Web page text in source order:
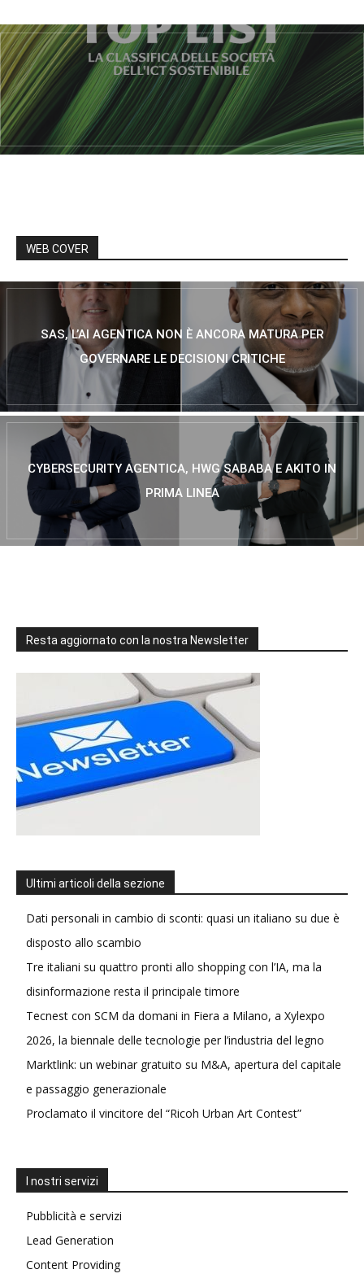
WEB COVER
SAS, L’AI AGENTICA NON È ANCORA MATURA PER
GOVERNARE LE DECISIONI CRITICHE
CYBERSECURITY AGENTICA, HWG SABABA E AKITO IN
PRIMA LINEA
Resta aggiornato con la nostra Newsletter
Ultimi articoli della sezione
Dati personali in cambio di sconti: quasi un italiano su due è
disposto allo scambio
Tre italiani su quattro pronti allo shopping con l’IA, ma la
disinformazione resta il principale timore
Tecnest con SCM da domani in Fiera a Milano, a Xylexpo
2026, la biennale delle tecnologie per l’industria del legno
Marktlink: un webinar gratuito su M&A, apertura del capitale
e passaggio generazionale
Proclamato il vincitore del “Ricoh Urban Art Contest”
I nostri servizi
Pubblicità e servizi
Lead Generation
Content Providing